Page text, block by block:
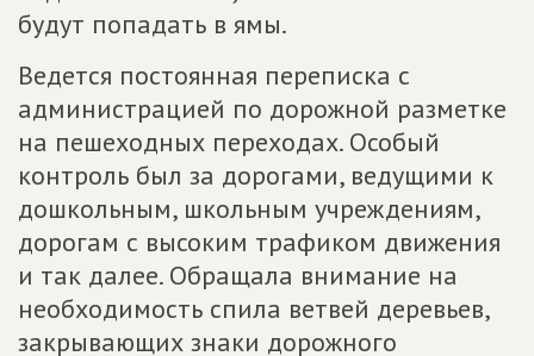
будут попадать в ямы.
Ведется постоянная переписка с
администрацией по дорожной разметке
на пешеходных переходах. Особый
контроль был за дорогами, ведущими к
дошкольным, школьным учреждениям,
дорогам с высоким трафиком движения
и так далее. Обращала внимание на
необходимость спила ветвей деревьев,
закрывающих знаки дорожного